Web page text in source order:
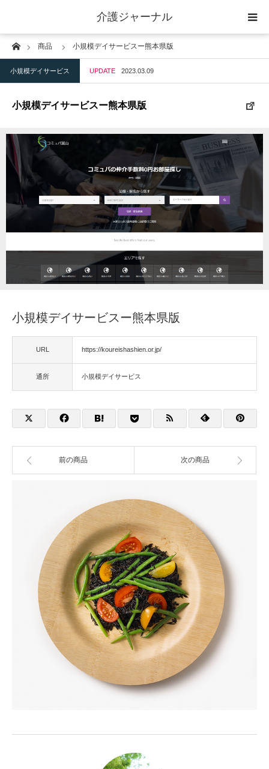
介護ジャーナル
Home商品 小規模デイサービスー熊本県版
小規模デイサービス UPDATE 2023.03.09
小規模デイサービスー熊本県版
小規模デイサービスー熊本県版
URL https://koureishashien.or.jp/
通所 小規模デイサービス
前の商品 次の商品
ケアプラン作成
訪問
短期入所
訪問＋通い＋宿泊
施設
地域密着型小規模施設
住宅改修